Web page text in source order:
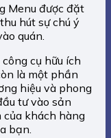
Menu được đặt
hút sự chú ý
quán.
cụ hữu ích
là một phần
hiệu và phong
tư vào sản
khách hàng
bạn.